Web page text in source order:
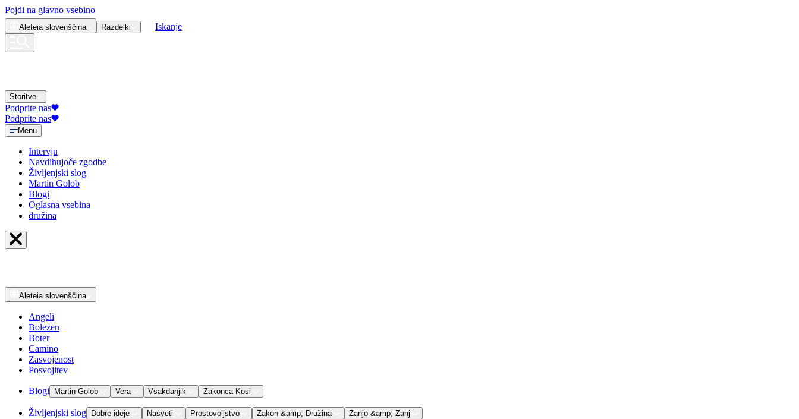
Pojdi na glavno vsebino
Aleteia slovenščina Razdelki Iskanje
Storitve
Podprite nas
Podprite nas
Menu
Intervju
Navdihujoče zgodbe
Življenjski slog
Martin Golob
Blogi
Oglasna vsebina
družina
Aleteia slovenščina
Angeli
Bolezen
Boter
Camino
Zasvojenost
Posvojitev
Blogi Martin Golob Vera Vsakdanjik Zakonca Kosi
Življenjski slog Dobre ideje Nasveti Prostovoljstvo Zakon &amp; Družina Zanjo &amp; Zanj